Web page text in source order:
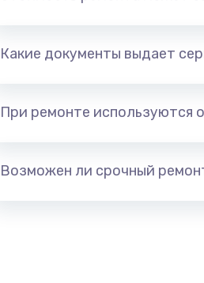
Какие документы выдает
При ремонте используются
Возможен ли срочный